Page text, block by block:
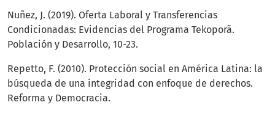
Nuñez, J. (2019). Oferta Laboral y Transferencias
Condicionadas: Evidencias del Programa Tekoporã.
Población y Desarrollo, 10-23.
Repetto, F. (2010). Protección social en América Latina: la
búsqueda de una integridad con enfoque de derechos.
Reforma y Democracia.